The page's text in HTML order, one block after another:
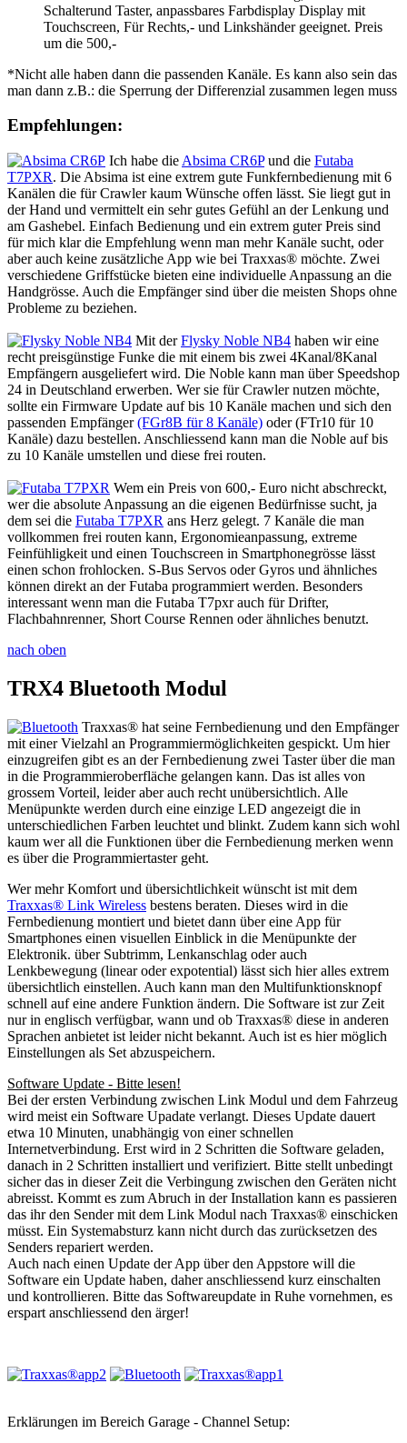
Schalterund Taster, anpassbares Farbdisplay Display mit
Touchscreen, Für Rechts,- und Linkshänder geeignet. Preis
um die 500,-
*Nicht alle haben dann die passenden Kanäle. Es kann also sein das
man dann z.B.: die Sperrung der Differenzial zusammen legen muss
Empfehlungen:
Ich habe die Absima CR6Pund die Futaba
T7PXR. Die Absima ist eine extrem gute Funkfernbedienung mit 6
Kanälen die für Crawler kaum Wünsche offen lässt. Sie liegt gut in
der Hand und vermittelt ein sehr gutes Gefühl an der Lenkung und
am Gashebel. Einfach Bedienung und ein extrem guter Preis sind
für mich klar die Empfehlung wenn man mehr Kanäle sucht, oder
aber auch keine zusätzliche App wie bei Traxxas® möchte. Zwei
verschiedene Griffstücke bieten eine individuelle Anpassung an die
Handgrösse. Auch die Empfänger sind über die meisten Shops ohne
Probleme zu beziehen.
Mit derFlysky Noble NB4 haben wir eine
recht preisgünstige Funke die mit einem bis zwei 4Kanal/8Kanal
Empfängern ausgeliefert wird. Die Noble kann man über Speedshop
24 in Deutschland erwerben. Wer sie für Crawler nutzen möchte,
sollte ein Firmware Update auf bis 10 Kanäle machen und sich den
passenden Empfänger(FGr8B für 8 Kanäle) oder (FTr10 für 10
Kanäle) dazu bestellen. Anschliessend kann man die Noble auf bis
zu 10 Kanäle umstellen und diese frei routen.
Wem ein Preis von 600,- Euro nicht abschreckt,
wer die absolute Anpassung an die eigenen Bedürfnisse sucht, ja
dem sei die Futaba T7PXR ans Herz gelegt. 7 Kanäle die man
vollkommen frei routen kann, Ergonomieanpassung, extreme
Feinfühligkeit und einen Touchscreen in Smartphonegrösse lässt
einen schon frohlocken. S-Bus Servos oder Gyros und ähnliches
können direkt an der Futaba programmiert werden. Besonders
interessant wenn man die Futaba T7pxr auch für Drifter,
Flachbahnrenner, Short Course Rennen oder ähnliches benutzt.
nach oben
TRX4 Bluetooth Modul
Traxxas® hat seine Fernbedienung und den Empfänger
mit einer Vielzahl an Programmiermöglichkeiten gespickt. Um hier
einzugreifen gibt es an der Fernbedienung zwei Taster über die man
in die Programmieroberfläche gelangen kann. Das ist alles von
grossem Vorteil, leider aber auch recht unübersichtlich. Alle
Menüpunkte werden durch eine einzige LED angezeigt die in
unterschiedlichen Farben leuchtet und blinkt. Zudem kann sich wohl
kaum wer all die Funktionen über die Fernbedienung merken wenn
es über die Programmiertaster geht.
Wer mehr Komfort und übersichtlichkeit wünscht ist mit dem
Traxxas® Link Wireless bestens beraten. Dieses wird in die
Fernbedienung montiert und bietet dann über eine App für
Smartphones einen visuellen Einblick in die Menüpunkte der
Elektronik. über Subtrimm, Lenkanschlag oder auch
Lenkbewegung (linear oder expotential) lässt sich hier alles extrem
übersichtlich einstellen. Auch kann man den Multifunktionsknopf
schnell auf eine andere Funktion ändern. Die Software ist zur Zeit
nur in englisch verfügbar, wann und ob Traxxas® diese in anderen
Sprachen anbietet ist leider nicht bekannt. Auch ist es hier möglich
Einstellungen als Set abzuspeichern.
Software Update - Bitte lesen!
Bei der ersten Verbindung zwischen Link Modul und dem Fahrzeug
wird meist ein Software Upadate verlangt. Dieses Update dauert
etwa 10 Minuten, unabhängig von einer schnellen
Internetverbindung. Erst wird in 2 Schritten die Software geladen,
danach in 2 Schritten installiert und verifiziert. Bitte stellt unbedingt
sicher das in dieser Zeit die Verbingung zwischen den Geräten nicht
abreisst. Kommt es zum Abruch in der Installation kann es passieren
das ihr den Sender mit dem Link Modul nach Traxxas® einschicken
müsst. Ein Systemabsturz kann nicht durch das zurücksetzen des
Senders repariert werden.
Auch nach einen Update der App über den Appstore will die
Software ein Update haben, daher anschliessend kurz einschalten
und kontrollieren. Bitte das Softwareupdate in Ruhe vornehmen, es
erspart anschliessend den ärger!
Erklärungen im Bereich Garage - Channel Setup: